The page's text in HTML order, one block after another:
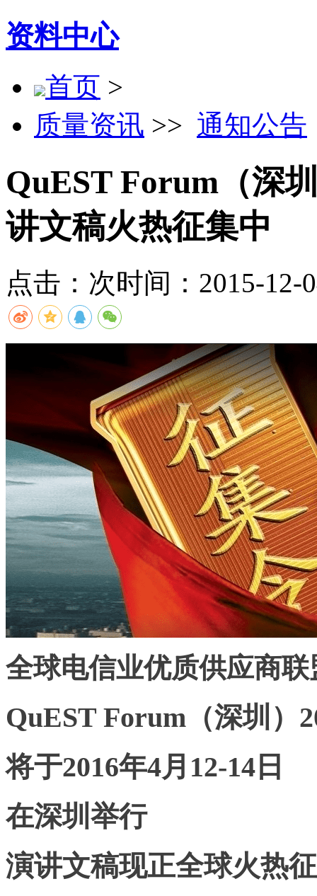
资料中心
首页 >
质量资讯 >> 通知公告
QuEST Forum（深
讲文稿火热征集中
点击： 次时间：2015-12-
全球电信业优质供应商联
QuEST Forum （深圳）
将于2016年4月12-14日
在深圳举行
演讲文稿现正全球火热